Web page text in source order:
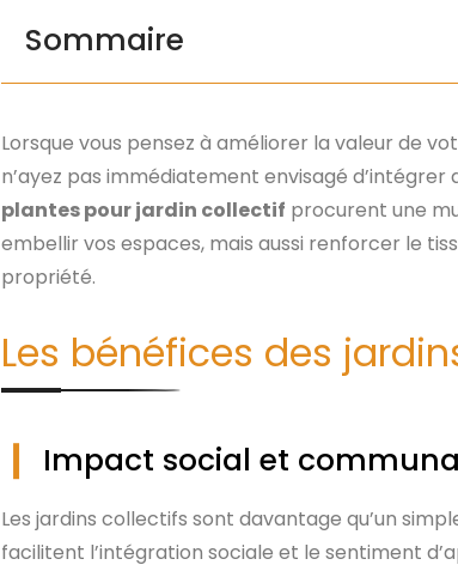
Sommaire
Lorsque vous pensez à améliorer la valeur de
n’ayez pas immédiatement envisagé
plantes pour jardin collectif procurent une
embellir vos espaces, mais aussi renforcer le
propriété.
Les bénéfices des
Impact social et
Les jardins collectifs sont davantage qu’un
facilitent l’intégration sociale et le sentiment